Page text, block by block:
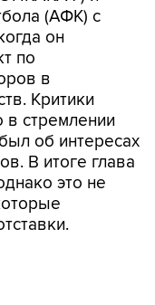
(АФК) с
он
по
в
Критики
в стремлении
об интересах
В итоге глава
это не